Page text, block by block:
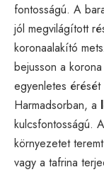
fontosságú. A
jól megvilágított
koronaalakító
bejusson a
egyenletes
Harmadsorban, a
kulcsfontosságú.
környezetet
vagy a tafrina